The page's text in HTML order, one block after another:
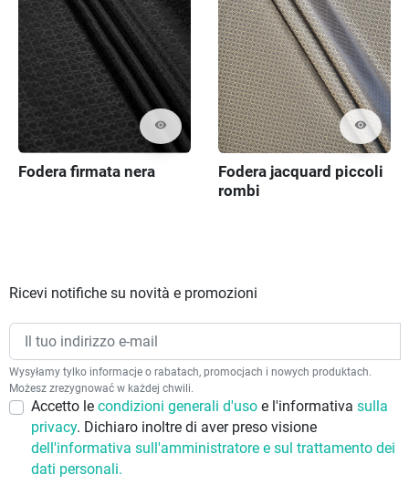
visibility
Fodera firmata nera
visibility
Fodera jacquard piccoli
rombi
Ricevi notifiche su novità e promozioni
Wysyłamy tylko informacje o rabatach, promocjach i nowych produktach.
Możesz zrezygnować w każdej chwili.
Accetto le condizioni generali d'uso e l'informativa sulla
privacy. Dichiaro inoltre di aver preso visione
dell'informativa sull'amministratore e sul trattamento dei
dati personali.